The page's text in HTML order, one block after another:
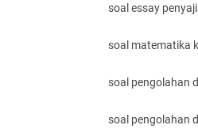
soal essay
soal matematika
soal pengolahan
soal pengolahan